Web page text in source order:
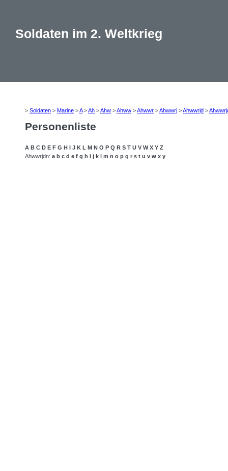
Soldaten im 2. Weltkrieg
> Soldaten > Marine >A>Ah >Ahw >Ahww >Ahwwr >Ahwwrj >Ahwwrjd >
Personenliste
A B C D E F G H I J K L M N O P Q R S T U V W X Y Z
Ahwwrjdn: a b c d e f g h i j k l m n o p q r s t u v w x y